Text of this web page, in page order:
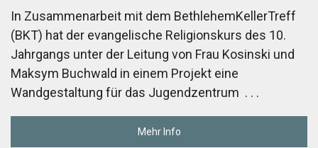
In Zusammenarbeit mit dem BethlehemKellerTreff
(BKT) hat der evangelische Religionskurs des 10.
Jahrgangs unter der Leitung von Frau Kosinski und
Maksym Buchwald in einem Projekt eine
Wandgestaltung für das Jugendzentrum . . .
Mehr Info